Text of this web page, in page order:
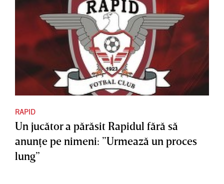
RAPID
Un jucător a părăsit Rapidul fără să
anunţe pe nimeni: ”Urmează un proces
lung”